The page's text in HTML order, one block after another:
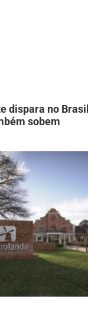
dispara no
sobem